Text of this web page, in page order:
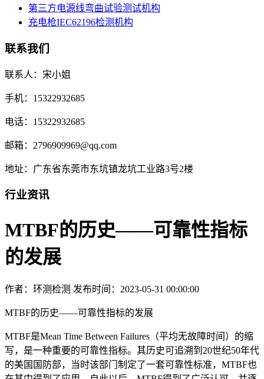
第三方电源线弯曲试验测试机构
充电枪IEC62196检测机构
联系我们
联系人：宋小姐
手机：15322932685
电话：15322932685
邮箱：2796909969@qq.com
地址：广东省东莞市东坑镇龙坑工业路3号2楼
行业资讯
MTBF的历史——可靠性指标
的发展
作者：环测检测 发布时间：2023-05-31 00:00:00
MTBF的历史——可靠性指标的发展
MTBF是Mean Time Between Failures（平均无故障时间）的缩
写，是一种重要的可靠性指标。其历史可追溯到20世纪50年代
的美国国防部，当时该部门制定了一套可靠性标准，MTBF也